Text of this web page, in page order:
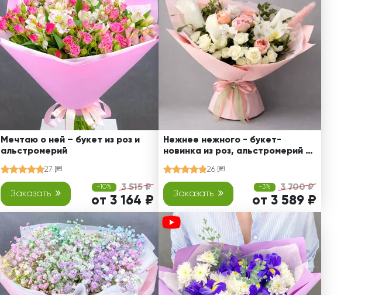
Мечтаю о ней – букет из роз и
альстромерий
27
Заказать
-10% 3 515 ₽
от 3 164 ₽
Нежнее нежного - букет-
новинка из роз, альстромерий и
26
Заказать
-3% 3 700 ₽
от 3 589 ₽